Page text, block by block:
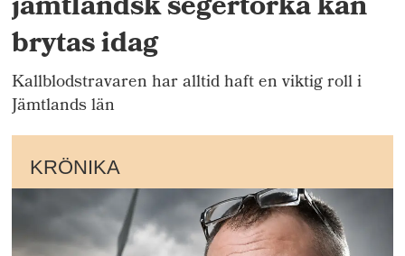
brytas idag
Kallblodstravaren har alltid haft en viktig roll i
Jämtlands län
KRÖNIKA